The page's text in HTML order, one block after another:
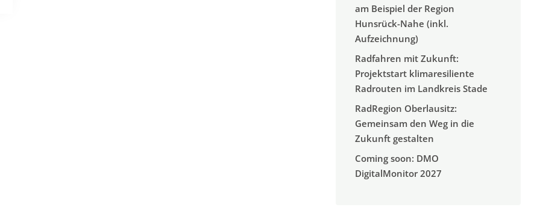
am Beispiel der Region
Hunsrück-Nahe (inkl.
Aufzeichnung)
Radfahren mit Zukunft:
Projektstart klimaresiliente
Radrouten im Landkreis Stade
RadRegion Oberlausitz:
Gemeinsam den Weg in die
Zukunft gestalten
Coming soon: DMO
DigitalMonitor 2027